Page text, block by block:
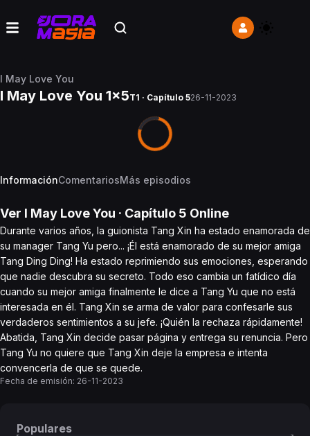
I May Love You
I May Love You 1x5T1 · Capítulo 526-11-2023
InformaciónComentariosMás episodios
Ver I May Love You · Capítulo 5 Online
Durante varios años, la guionista Tang Xin ha estado enamorada de
su manager Tang Yu pero... ¡Él está enamorado de su mejor amiga
Tang Ding Ding! Ha estado reprimiendo sus emociones, esperando
que nadie descubra su secreto. Todo eso cambia un fatídico día
cuando su mejor amiga finalmente le dice a Tang Yu que no está
interesada en él. Tang Xin se arma de valor para confesarle sus
verdaderos sentimientos a su jefe. ¡Quién la rechaza rápidamente!
Abatida, Tang Xin decide pasar página y entrega su renuncia. Pero
Tang Yu no quiere que Tang Xin deje la empresa e intenta
convencerla de que se quede.
Fecha de emisión: 26-11-2023
Populares